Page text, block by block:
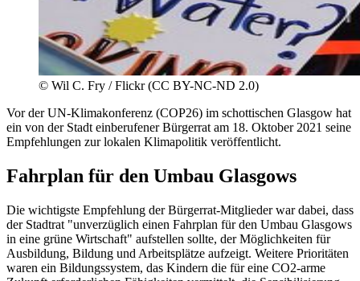
© Wil C. Fry / Flickr (CC BY-NC-ND 2.0)
Vor der UN-Klimakonferenz (COP26) im schottischen Glasgow hat
ein von der Stadt einberufener Bürgerrat am 18. Oktober 2021 seine
Empfehlungen zur lokalen Klimapolitik veröffentlicht.
Fahrplan für den Umbau Glasgows
Die wichtigste Empfehlung der Bürgerrat-Mitglieder war dabei, dass
der Stadtrat "unverzüglich einen Fahrplan für den Umbau Glasgows
in eine grüne Wirtschaft" aufstellen sollte, der Möglichkeiten für
Ausbildung, Bildung und Arbeitsplätze aufzeigt. Weitere Prioritäten
waren ein Bildungssystem, das Kindern die für eine CO2-arme